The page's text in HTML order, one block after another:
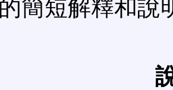
簡短解釋和說